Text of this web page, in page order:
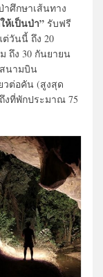
ศึกษาเส้นทาง
ห้เป็นป่า” รับฟรี
ต่วันนี้ ถึง 20
ถึง 30 กันยายน
สนามบิน
วต่อคัน (สูงสุด
งที่พักประมาณ 75